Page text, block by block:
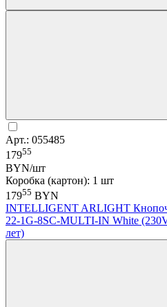
Арт.: 055485
17955
BYN/шт
Коробка (картон): 1 шт
17955 BYN
INTELLIGENT ARLIGHT
22-1G-8SC-MULTI-IN White
лет)